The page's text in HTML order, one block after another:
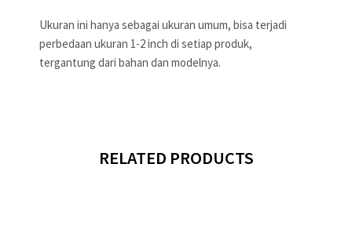
Ukuran ini hanya sebagai ukuran umum, bisa terjadi
perbedaan ukuran 1-2 inch di setiap produk,
tergantung dari bahan dan modelnya.
RELATED PRODUCTS